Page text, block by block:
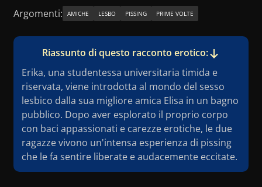
Argomenti: AMICHE LESBO PISSING PRIME VOLTE
Riassunto di questo racconto erotico:
Erika, una studentessa universitaria timida e
riservata, viene introdotta al mondo del sesso
lesbico dalla sua migliore amica Elisa in un bagno
pubblico. Dopo aver esplorato il proprio corpo
con baci appassionati e carezze erotiche, le due
ragazze vivono un'intensa esperienza di pissing
che le fa sentire liberate e audacemente eccitate.